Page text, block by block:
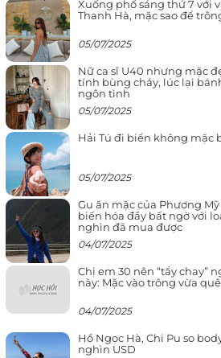
Xuống phố sáng thứ 7 với
Thanh Hà, mặc sao để
05/07/2025
Nữ ca sĩ U40 nhưng mặc
tính bùng cháy, lúc lại
ngôn tình
05/07/2025
Hải Tú đi biển không mặc
05/07/2025
Gu ăn mặc của Phương
biến hóa đầy bất ngờ với
nghìn đã mua được
04/07/2025
Chị em 30 nên “tẩy chay”
này: Mặc vào trông vừa
04/07/2025
Hồ Ngọc Hà, Chi Pu so
nghìn USD